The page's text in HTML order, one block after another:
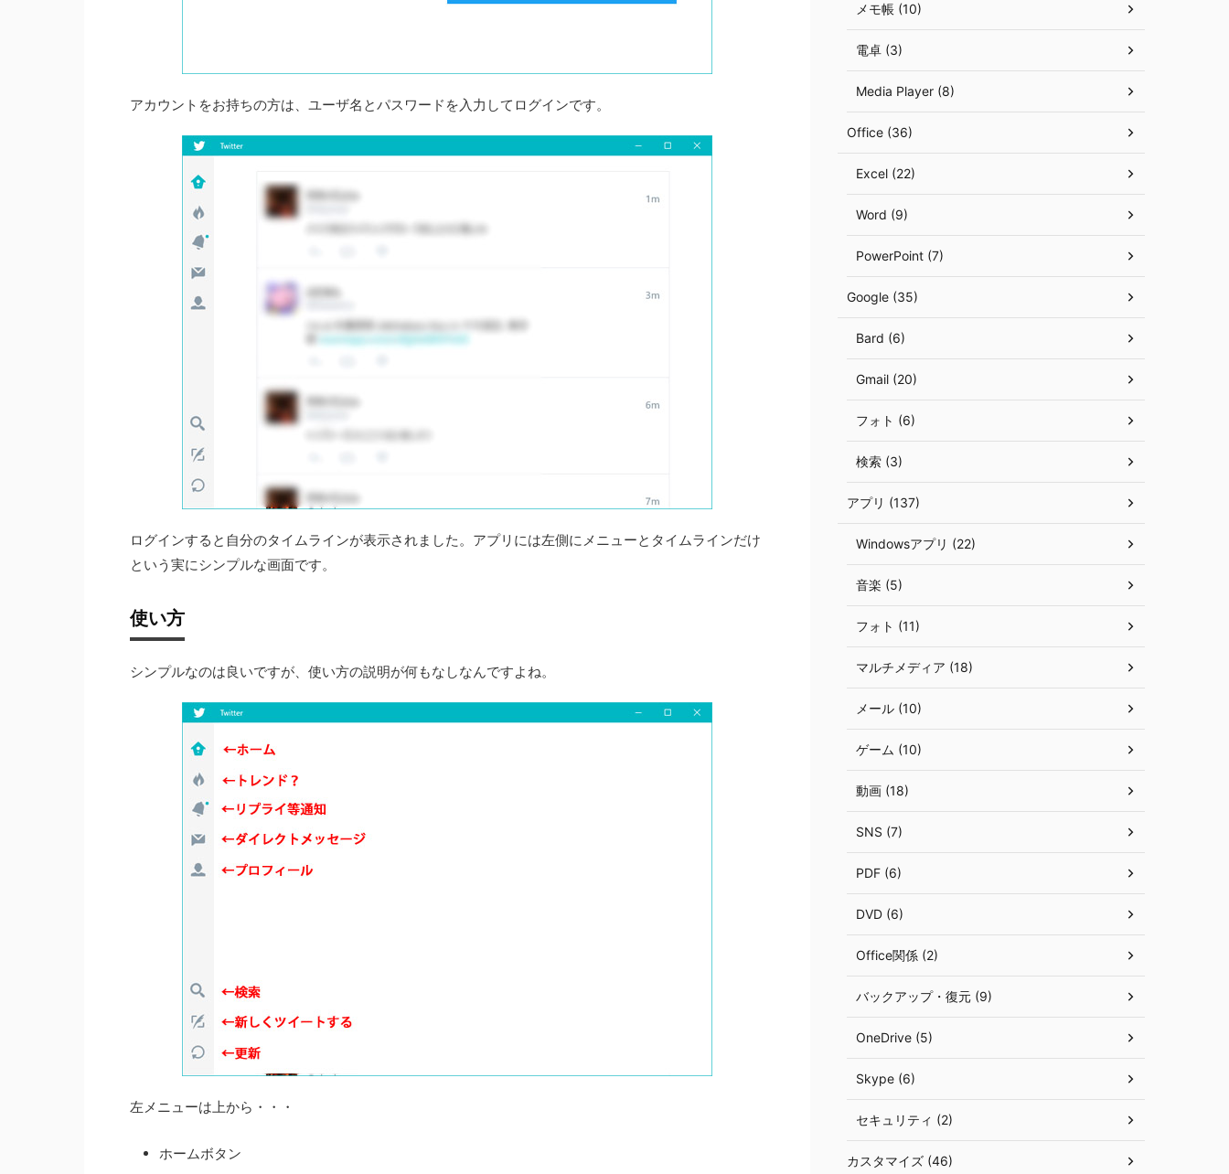
アカウントをお持ちの方は、ユーザ名とパスワードを入力してログインです。
ログインすると自分のタイムラインが表示されました。アプリには左側にメニューとタイムラインだけ
という実にシンプルな画面です。
使い方
シンプルなのは良いですが、使い方の説明が何もなしなんですよね。
左メニューは上から・・・
ホームボタン
メモ帳 (10)
電卓 (3)
Media Player (8)
Office (36)
Excel (22)
Word (9)
PowerPoint (7)
Google (35)
Bard (6)
Gmail (20)
フォト (6)
検索 (3)
アプリ (137)
Windowsアプリ (22)
音楽 (5)
フォト (11)
マルチメディア (18)
メール (10)
ゲーム (10)
動画 (18)
SNS (7)
PDF (6)
DVD (6)
Office関係 (2)
バックアップ・復元 (9)
OneDrive (5)
Skype (6)
セキュリティ (2)
カスタマイズ (46)